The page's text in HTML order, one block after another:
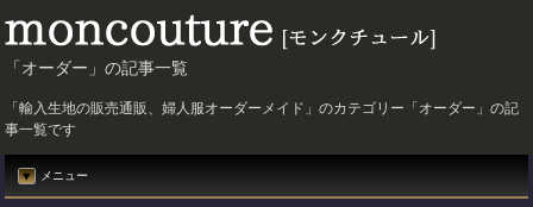
「オーダー」の記事一覧
「輸入生地の販売通販、婦人服オーダーメイド」のカテゴリー「オーダー」の記
事一覧です
メニュー